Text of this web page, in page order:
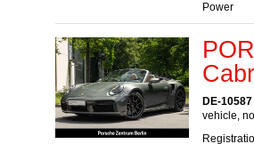
Power
DE-
vehicle,